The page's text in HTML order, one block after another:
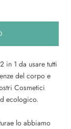
in 1 da usare tutti
del corpo e
Cosmetici
ecologico.
lo abbiamo